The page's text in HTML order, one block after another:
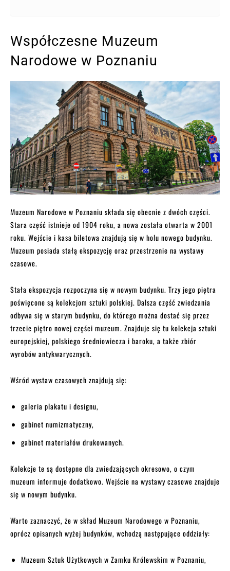
Współczesne Muzeum
Narodowe w Poznaniu
Muzeum Narodowe w Poznaniu składa się obecnie z dwóch części.
Stara część istnieje od 1904 roku, a nowa została otwarta w 2001
roku. Wejście i kasa biletowa znajdują się w holu nowego budynku.
Muzeum posiada stałą ekspozycję oraz przestrzenie na wystawy
czasowe.
Stała ekspozycja rozpoczyna się w nowym budynku. Trzy jego piętra
poświęcone są kolekcjom sztuki polskiej. Dalsza część zwiedzania
odbywa się w starym budynku, do którego można dostać się przez
trzecie piętro nowej części muzeum. Znajduje się tu kolekcja sztuki
europejskiej, polskiego średniowiecza i baroku, a także zbiór
wyrobów antykwarycznych.
Wśród wystaw czasowych znajdują się:
galeria plakatu i designu,
gabinet numizmatyczny,
gabinet materiałów drukowanych.
Kolekcje te są dostępne dla zwiedzających okresowo, o czym
muzeum informuje dodatkowo. Wejście na wystawy czasowe znajduje
się w nowym budynku.
Warto zaznaczyć, że w skład Muzeum Narodowego w Poznaniu,
oprócz opisanych wyżej budynków, wchodzą następujące oddziały:
Muzeum Sztuk Użytkowych w Zamku Królewskim w Poznaniu,